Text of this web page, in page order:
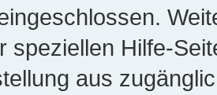
speziellen Hilfe-
aus